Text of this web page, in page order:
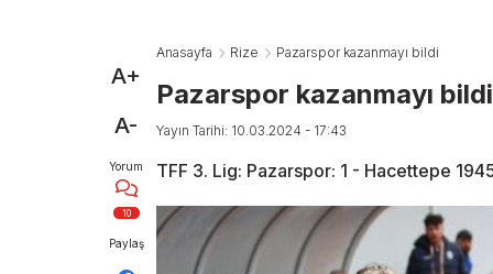
A+
A-
Yorum
10
Paylaş
Anasayfa Rize Pazarspor kazanmayı bildi
Pazarspor kazanmayı bildi
Yayın Tarihi: 10.03.2024 - 17:43
TFF 3. Lig: Pazarspor: 1 - Hacettepe